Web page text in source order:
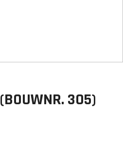
(BOUWNR. 305)